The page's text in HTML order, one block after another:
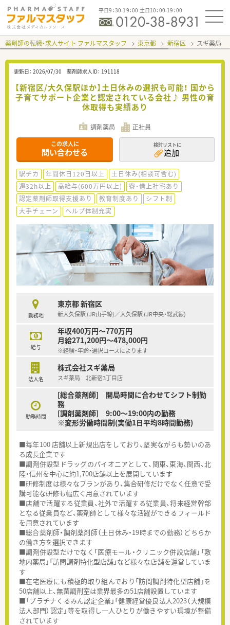
平日9：30-19：00 土日10：00-19：00
薬剤師の転職・求人サイト ファルマスタッフ 東京都 新宿区 スギ薬局
更新日： 2026/07/30 薬剤師求人ID： 191118
【新宿区/大久保駅ほか】土日休みの選択も可能！ 国から
子育てサポート企業と認定されている会社♪ 男性の育
休取得も実績あり
調剤薬局 正社員
この求人に
問い合わせる
検討リストに
追加
駅チカ 年間休日120日以上
土日休み(相談可含む)
週32h以上
高給与(600万円以上)
寮・借上社宅あり
認定薬剤師取得支援あり
教育制度あり
シフト制
大手チェーン
ヘルプ体制充実
勤務地
東京都 新宿区
新大久保駅 (JR山手線)／大久保駅 (JR中央・総武線)
給与
年収400万円～770万円
月給271,200円～478,000円
※経験・年齢・選択コースによります
法人名
株式会社スギ薬局
スギ薬局 北新宿3丁目店
勤務時間
[総合薬剤師] 開局時間に合わせてシフト制勤
務
[調剤薬剤師] 9:00～19:00内の勤務
※変形労働時間制(実働1日平均8時間勤務)
■毎年100 店舗以上新規出店をしており、堅実ながらも勢いのあ
る成長企業です
■調剤併設型ドラッグのパイオニアとして、関東、東海、関西、北
陸・信州を中心に約1,700店舗以上を展開しています
■研修制度は様々なプランがあり、集合研修だけでなく任意で受
講可能な研修も幅広く用意されています
■店舗で活躍する従業員、社外で活躍する従業員、将来経営幹部
となる従業員など、薬剤師として様々な活躍ができるフィールド
を用意されています
■総合薬剤師・調剤薬剤師（土日休み・19時までの勤務）どちらか
の働き方を選択できます
■調剤併設型だけでなく「医療モール・クリニック併設店舗」「敷
地内薬局」「訪問調剤特化型店舗」など様々な店舗を運営していま
す
■在宅医療にも積極的取り組んでおり「訪問調剤特化型店舗」を
50店舗以上、無菌調剤室は業界最多の51店舗設置しています
■「プラチナくるみん認定企業」「健康経営優良法人2023（大規模
法人部門）認定」等を取得し一人ひとりが働きやすい環境が整備
されています